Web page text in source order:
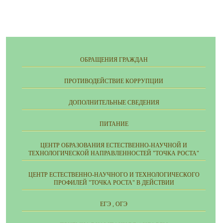
ОБРАЩЕНИЯ ГРАЖДАН
ПРОТИВОДЕЙСТВИЕ КОРРУПЦИИ
ДОПОЛНИТЕЛЬНЫЕ СВЕДЕНИЯ
ПИТАНИЕ
ЦЕНТР ОБРАЗОВАНИЯ ЕСТЕСТВЕННО-НАУЧНОЙ И
ТЕХНОЛОГИЧЕСКОЙ НАПРАВЛЕННОСТЕЙ "ТОЧКА РОСТА"
ЦЕНТР ЕСТЕСТВЕННО-НАУЧНОГО И ТЕХНОЛОГИЧЕСКОГО
ПРОФИЛЕЙ "ТОЧКА РОСТА" В ДЕЙСТВИИ
ЕГЭ , ОГЭ